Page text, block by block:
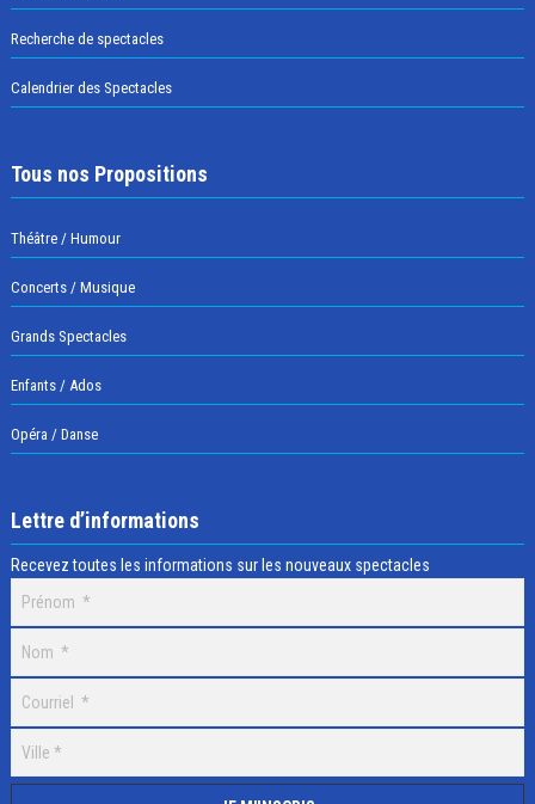
Recherche de spectacles
Calendrier des Spectacles
Tous nos Propositions
Théâtre / Humour
Concerts / Musique
Grands Spectacles
Enfants / Ados
Opéra / Danse
Lettre d’informations
Recevez toutes les informations sur les nouveaux spectacles